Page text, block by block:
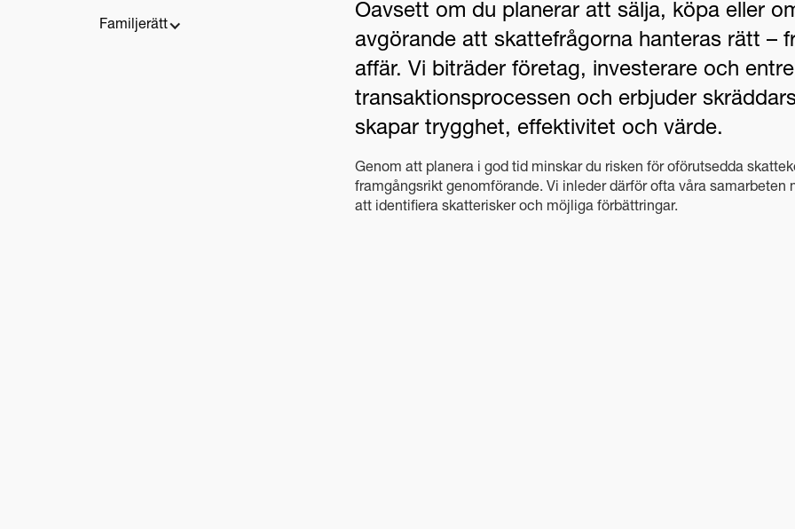
Familjerätt
Oavsett om du planerar att sälja, köpa eller
avgörande att skattefrågorna hanteras rätt –
affär. Vi biträder företag, investerare och
transaktionsprocessen och erbjuder
skapar trygghet, effektivitet och värde.
Genom att planera i god tid minskar du risken för oförutsedda
framgångsrikt genomförande. Vi inleder därför ofta våra samarbeten
att identifiera skatterisker och möjliga förbättringar.